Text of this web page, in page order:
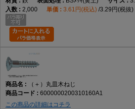
2,000
3.61円(税込) 3.29円(税抜)
（＋）丸皿木ねじ
6000000200310160A1
この商品の詳細はコチラ